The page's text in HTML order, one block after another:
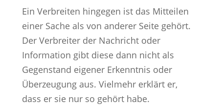
Ein Verbreiten hingegen ist das Mitteilen
einer Sache als von anderer Seite gehört.
Der Verbreiter der Nachricht oder
Information gibt diese dann nicht als
Gegenstand eigener Erkenntnis oder
Überzeugung aus. Vielmehr erklärt er,
dass er sie nur so gehört habe.